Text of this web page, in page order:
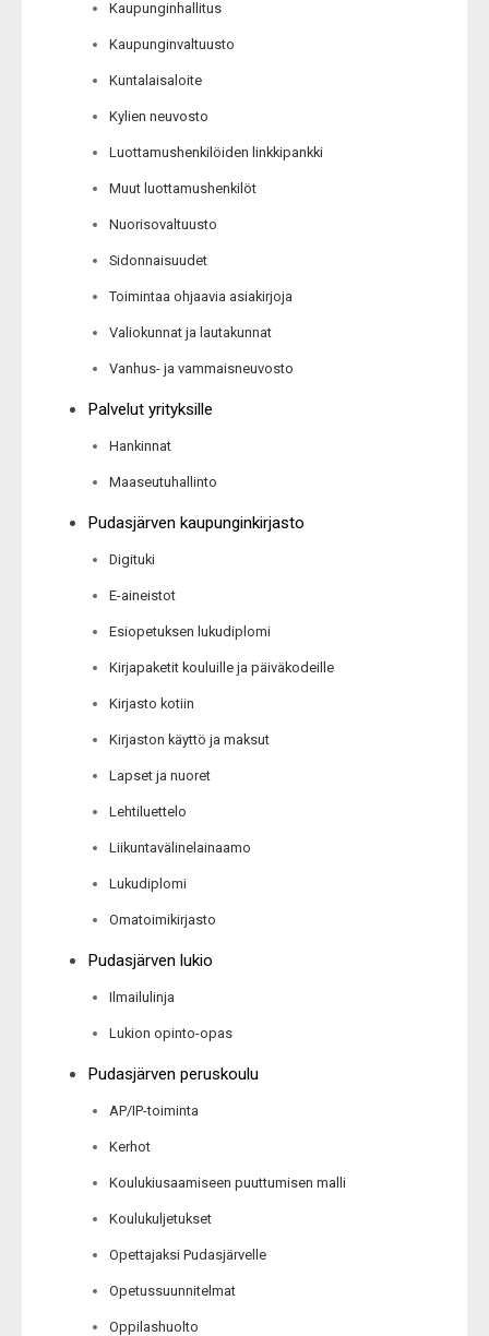
Kaupunginhallitus
Kaupunginvaltuusto
Kuntalaisaloite
Kylien neuvosto
Luottamushenkilöiden linkkipankki
Muut luottamushenkilöt
Nuorisovaltuusto
Sidonnaisuudet
Toimintaa ohjaavia asiakirjoja
Valiokunnat ja lautakunnat
Vanhus- ja vammaisneuvosto
Palvelut yrityksille
Hankinnat
Maaseutuhallinto
Pudasjärven kaupunginkirjasto
Digituki
E-aineistot
Esiopetuksen lukudiplomi
Kirjapaketit kouluille ja päiväkodeille
Kirjasto kotiin
Kirjaston käyttö ja maksut
Lapset ja nuoret
Lehtiluettelo
Liikuntavälinelainaamo
Lukudiplomi
Omatoimikirjasto
Pudasjärven lukio
Ilmailulinja
Lukion opinto-opas
Pudasjärven peruskoulu
AP/IP-toiminta
Kerhot
Koulukiusaamiseen puuttumisen malli
Koulukuljetukset
Opettajaksi Pudasjärvelle
Opetussuunnitelmat
Oppilashuolto